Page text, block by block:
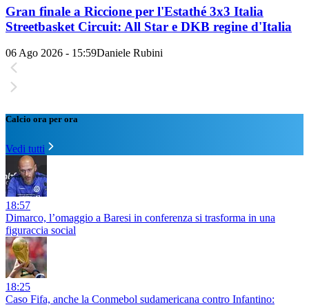
Gran finale a Riccione per l'Estathé 3x3 Italia
Streetbasket Circuit: All Star e DKB regine d'Italia
06 Ago 2026 - 15:59Daniele Rubini
Calcio ora per ora
Vedi tutti
18:57
Dimarco, l’omaggio a Baresi in conferenza si trasforma in una
figuraccia social
18:25
Caso Fifa, anche la Conmebol sudamericana contro Infantino: